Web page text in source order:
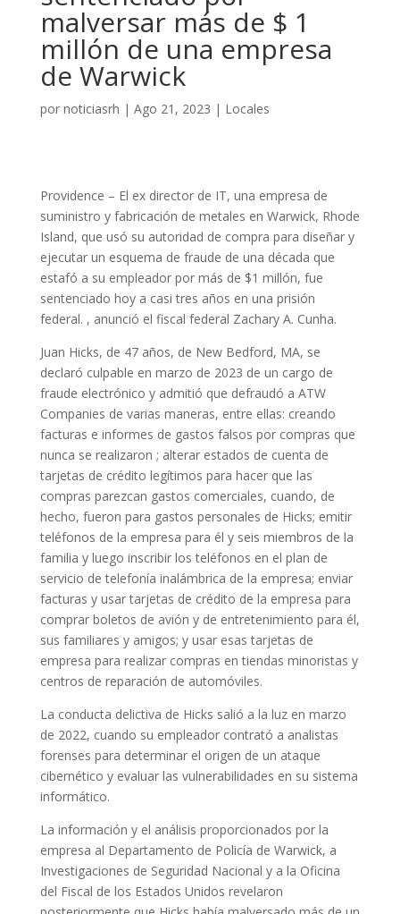
malversar más de $ 1
millón de una empresa
de Warwick
por noticiasrh | Ago 21, 2023 | Locales
Providence – El ex director de IT, una empresa de
suministro y fabricación de metales en Warwick, Rhode
Island, que usó su autoridad de compra para diseñar y
ejecutar un esquema de fraude de una década que
estafó a su empleador por más de $1 millón, fue
sentenciado hoy a casi tres años en una prisión
federal. , anunció el fiscal federal Zachary A. Cunha.
Juan Hicks, de 47 años, de New Bedford, MA, se
declaró culpable en marzo de 2023 de un cargo de
fraude electrónico y admitió que defraudó a ATW
Companies de varias maneras, entre ellas: creando
facturas e informes de gastos falsos por compras que
nunca se realizaron ; alterar estados de cuenta de
tarjetas de crédito legítimos para hacer que las
compras parezcan gastos comerciales, cuando, de
hecho, fueron para gastos personales de Hicks; emitir
teléfonos de la empresa para él y seis miembros de la
familia y luego inscribir los teléfonos en el plan de
servicio de telefonía inalámbrica de la empresa; enviar
facturas y usar tarjetas de crédito de la empresa para
comprar boletos de avión y de entretenimiento para él,
sus familiares y amigos; y usar esas tarjetas de
empresa para realizar compras en tiendas minoristas y
centros de reparación de automóviles.
La conducta delictiva de Hicks salió a la luz en marzo
de 2022, cuando su empleador contrató a analistas
forenses para determinar el origen de un ataque
cibernético y evaluar las vulnerabilidades en su sistema
informático.
La información y el análisis proporcionados por la
empresa al Departamento de Policía de Warwick, a
Investigaciones de Seguridad Nacional y a la Oficina
del Fiscal de los Estados Unidos revelaron